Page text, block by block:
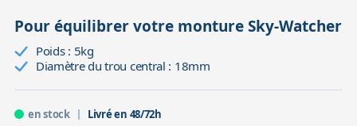
Pour équilibrer votre monture Sky-Watcher
Poids : 5kg
Diamètre du trou central : 18mm
en stock Livré en 48/72h